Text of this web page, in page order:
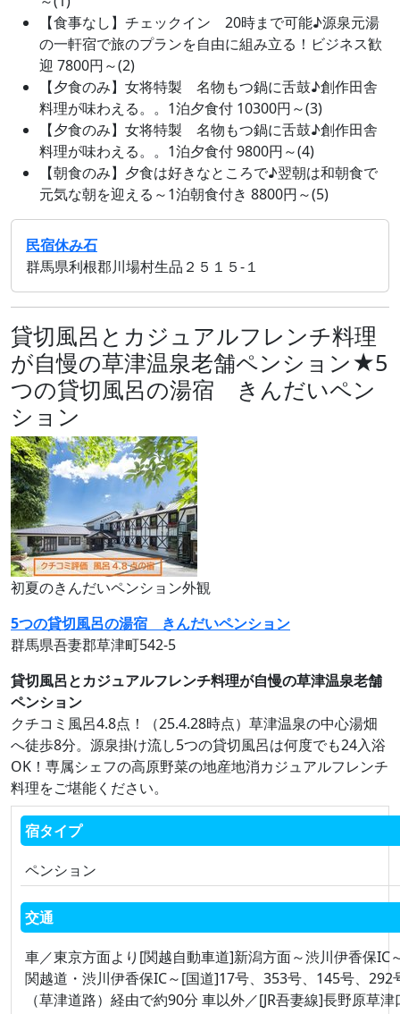
【食事なし】チェックイン 20時まで可能♪源泉元湯
の一軒宿で旅のプランを自由に組み立る！ビジネス歓
迎 7800円～(2)
【夕食のみ】女将特製 名物もつ鍋に舌鼓♪創作田舎
料理が味わえる。。1泊夕食付 10300円～(3)
【夕食のみ】女将特製 名物もつ鍋に舌鼓♪創作田舎
料理が味わえる。。1泊夕食付 9800円～(4)
【朝食のみ】夕食は好きなところで♪翌朝は和朝食で
元気な朝を迎える～1泊朝食付き 8800円～(5)
民宿休み石
群馬県利根郡川場村生品２５１５‐１
貸切風呂とカジュアルフレンチ料理
が自慢の草津温泉老舗ペンション★5
つの貸切風呂の湯宿 きんだいペン
ション
初夏のきんだいペンション外観
5つの貸切風呂の湯宿 きんだいペンション
群馬県吾妻郡草津町542-5
貸切風呂とカジュアルフレンチ料理が自慢の草津温泉老舗
ペンション
クチコミ風呂4.8点！（25.4.28時点）草津温泉の中心湯畑
へ徒歩8分。源泉掛け流し5つの貸切風呂は何度でも24入浴
OK！専属シェフの高原野菜の地産地消カジュアルフレンチ
料理をご堪能ください。
宿タイプ
ペンション
交通
車／東京方面より[関越自動車道]新潟方面～渋川伊香保IC
関越道・渋川伊香保IC～[国道]17号、353号、145号、292
（草津道路）経由で約90分 車以外／[JR吾妻線]長野原草津